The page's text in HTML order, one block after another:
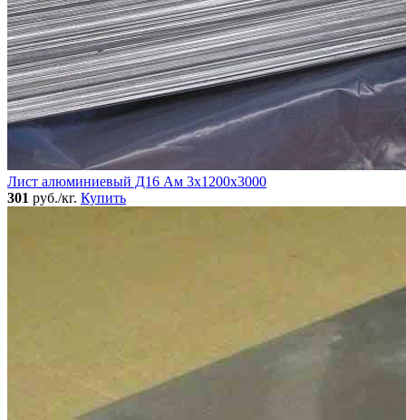
Лист алюминиевый Д16 Ам 3х1200х3000
301 руб./кг. Купить